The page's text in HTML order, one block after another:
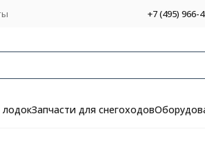
+7 (495) 966-
лодокЗапчасти для снегоходов